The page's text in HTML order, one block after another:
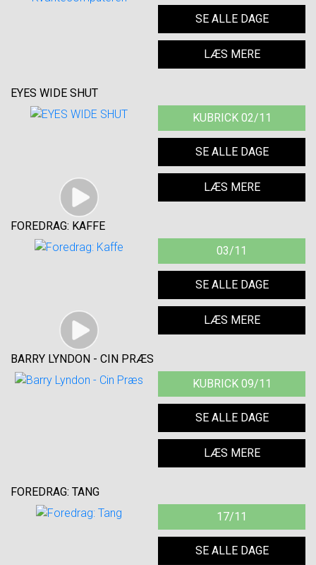
SE ALLE DAGE
LÆS MERE
EYES WIDE SHUT
KUBRICK 02/11
SE ALLE DAGE
LÆS MERE
FOREDRAG: KAFFE
03/11
SE ALLE DAGE
LÆS MERE
BARRY LYNDON - CIN PRÆS
KUBRICK 09/11
SE ALLE DAGE
LÆS MERE
FOREDRAG: TANG
17/11
SE ALLE DAGE